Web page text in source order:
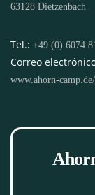
63128 Dietzenbach
Tel.: +49 (0) 6074
Correo
www.ahorn-